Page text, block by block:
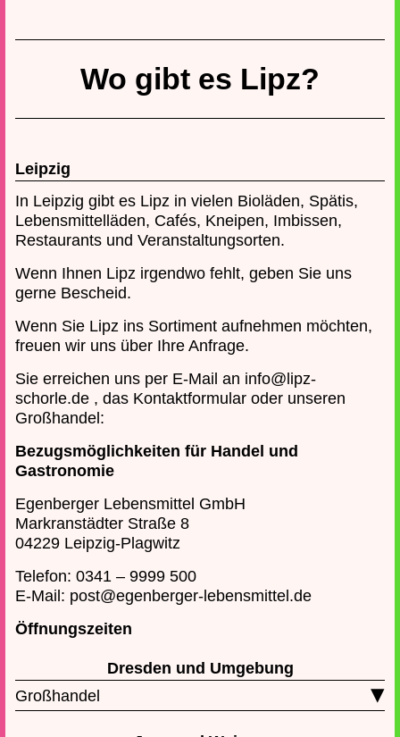
Wo gibt es Lipz?
Leipzig
In Leipzig gibt es Lipz in vielen Bioläden, Spätis,
Lebensmittelläden, Cafés, Kneipen, Imbissen,
Restaurants und Veranstaltungsorten.
Wenn Ihnen Lipz irgendwo fehlt, geben Sie uns
gerne Bescheid.
Wenn Sie Lipz ins Sortiment aufnehmen möchten,
freuen wir uns über Ihre Anfrage.
Sie erreichen uns per E-Mail an info@lipz-
schorle.de, das Kontaktformularoder unseren
Großhandel:
Bezugsmöglichkeiten für Handel und
Gastronomie
Egenberger Lebensmittel GmbH
Markranstädter Straße 8
04229 Leipzig-Plagwitz
Telefon: 0341 – 9999 500
E-Mail: post@egenberger-lebensmittel.de
Öffnungszeiten
Dresden und Umgebung
Großhandel
▾